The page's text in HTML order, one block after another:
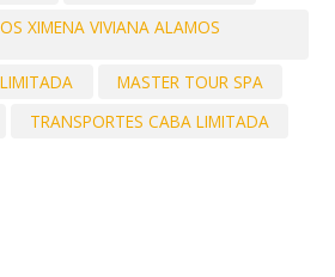
XIMENA VIVIANA ALAMOS
MASTER TOUR SPA
TRANSPORTES CABA LIMITADA